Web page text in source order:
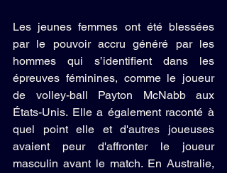
Les jeunes femmes ont été blessées
par le pouvoir accru généré par les
hommes qui s’identifient dans les
épreuves féminines, comme le joueur
de volley-ball Payton McNabb aux
États-Unis. Elle a également raconté à
quel point elle et d'autres joueuses
avaient peur d'affronter le joueur
masculin avant le match. En Australie,